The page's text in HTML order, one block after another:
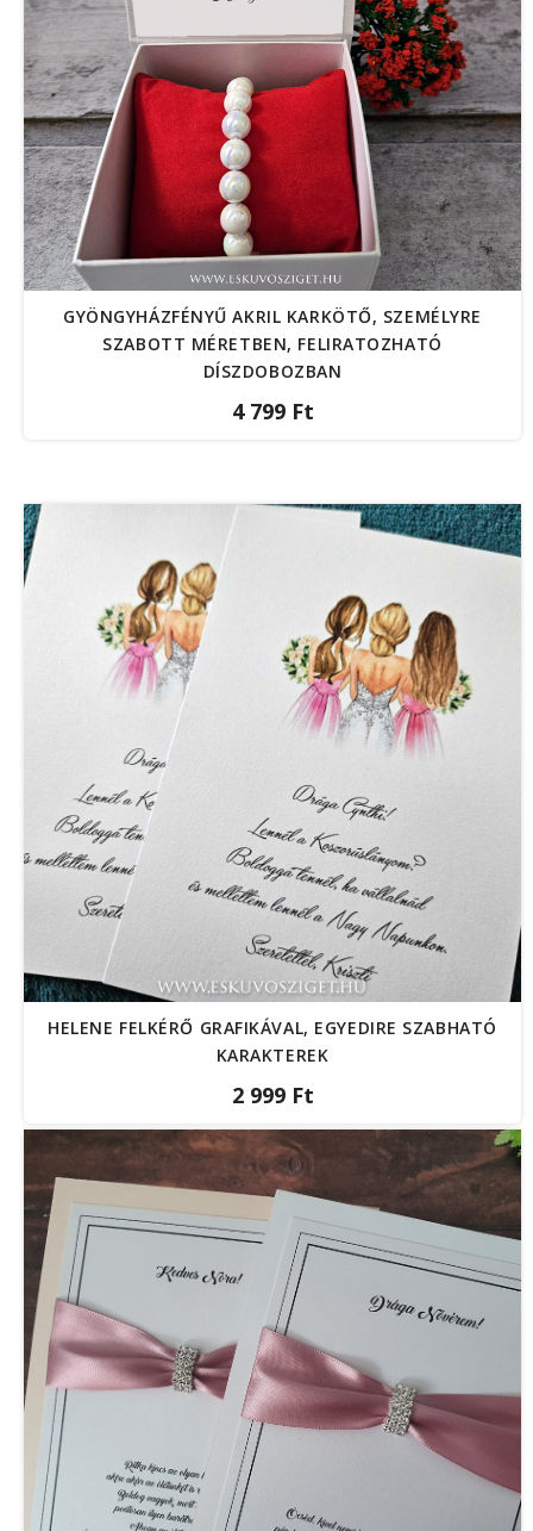
GYÖNGYHÁZFÉNYŰ AKRIL KARKÖTŐ, SZEMÉLYRE
SZABOTT MÉRETBEN, FELIRATOZHATÓ
DÍSZDOBOZBAN
4 799 Ft
HELENE FELKÉRŐ GRAFIKÁVAL, EGYEDIRE SZABHATÓ
KARAKTEREK
2 999 Ft